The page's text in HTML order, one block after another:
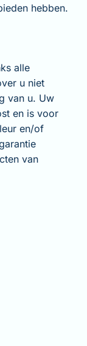
hebben.
alle
u niet
van u. Uw
en is voor
en/of
van